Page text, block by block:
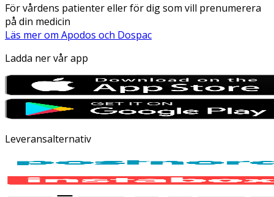
För vårdens patienter eller för dig som vill prenumerera
på din medicin
Läs mer om Apodos och Dospac
Ladda ner vår app
Leveransalternativ